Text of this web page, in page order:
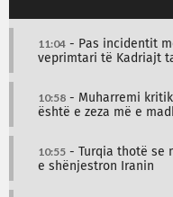
11:04 - Pas incidentit
veprimtari të Kadriajt
10:58 - Muharremi
është e zeza më e
10:55 - Turqia thotë se
e shënjestron Iranin